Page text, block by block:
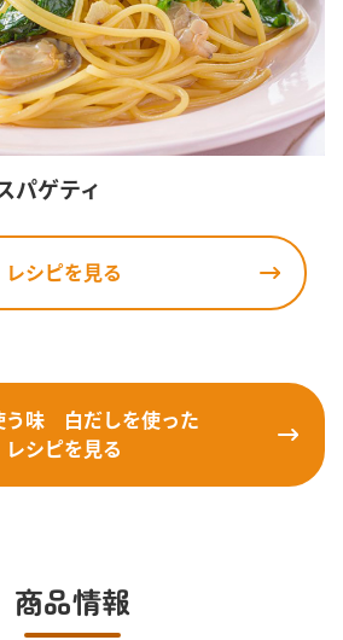
パゲティ
レシピを見る
う味 白だしを使った
レシピを見る
商品情報